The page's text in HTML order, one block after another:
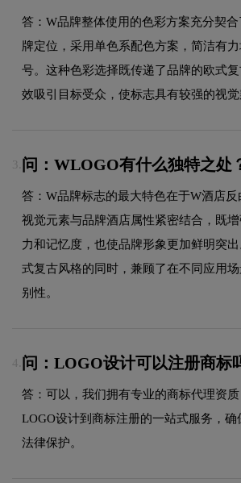
答：W品牌整体使用的色彩方案充分契
牌定位，采用单色系配色方案，简洁有
号。这种色彩选择既传递了品牌的欧式
效吸引目标受众，使标志具有较强的视觉
3. 问：WLOGO有什么独特之处
答：W品牌标志的最大特色在于W酒店
视觉元素与品牌酒店属性紧密结合，既
力和记忆度，也使品牌形象更加鲜明突
式复古风格的同时，兼顾了在不同应用
别性。
4. 问：LOGO设计可以注册商标
答：可以，我们拥有专业的商标代理资
LOGO设计到商标注册的一站式服务，
法律保护。